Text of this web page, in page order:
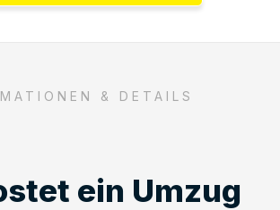
& DETAILS
ein Umzug